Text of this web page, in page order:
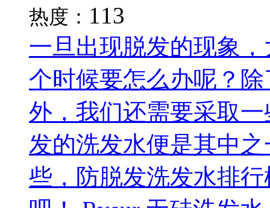
热度： 113
一旦出现脱发的现象
个时候要怎么办呢？
外，我们还需要采取
发的洗发水便是其中
些，防脱发洗发水排